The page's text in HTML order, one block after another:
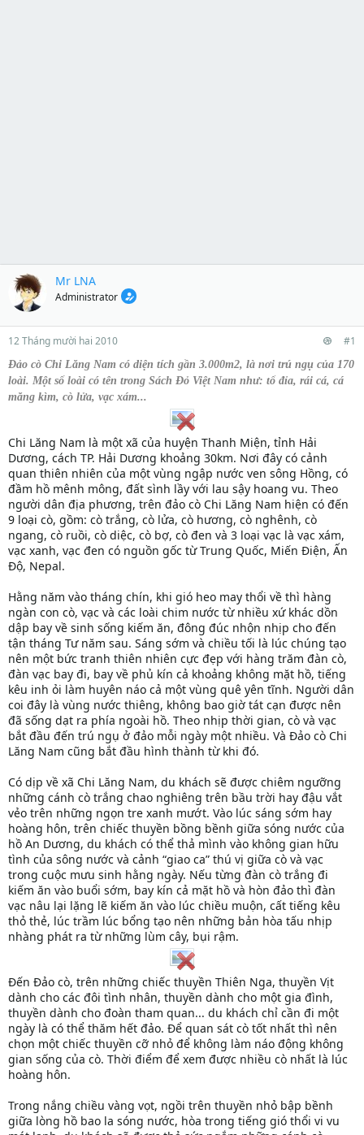
Mr LNA
Administrator
12 Tháng mười hai 2010 #1
Đảo cò Chi Lăng Nam có diện tích gần 3.000m2, là nơi trú ngụ của 170
loài. Một số loài có tên trong Sách Đỏ Việt Nam như: tổ đỉa, rái cá, cá
măng kìm, cò lửa, vạc xám...
Chi Lăng Nam là một xã của huyện Thanh Miện, tỉnh Hải
Dương, cách TP. Hải Dương khoảng 30km. Nơi đây có cảnh
quan thiên nhiên của một vùng ngập nước ven sông Hồng, có
đầm hồ mênh mông, đất sình lầy với lau sậy hoang vu. Theo
người dân địa phương, trên đảo cò Chi Lăng Nam hiện có đến
9 loại cò, gồm: cò trắng, cò lửa, cò hương, cò nghênh, cò
ngang, cò ruồi, cò diệc, cò bợ, cò đen và 3 loại vạc là vạc xám,
vạc xanh, vạc đen có nguồn gốc từ Trung Quốc, Miến Điện, Ấn
Độ, Nepal.
Hằng năm vào tháng chín, khi gió heo may thổi về thì hàng
ngàn con cò, vạc và các loài chim nước từ nhiều xứ khác dồn
dập bay về sinh sống kiếm ăn, đông đúc nhộn nhịp cho đến
tận tháng Tư năm sau. Sáng sớm và chiều tối là lúc chúng tạo
nên một bức tranh thiên nhiên cực đẹp với hàng trăm đàn cò,
đàn vạc bay đi, bay về phủ kín cả khoảng không mặt hồ, tiếng
kêu inh ỏi làm huyên náo cả một vùng quê yên tĩnh. Người dân
coi đây là vùng nước thiêng, không bao giờ tát cạn được nên
đã sống dạt ra phía ngoài hồ. Theo nhịp thời gian, cò và vạc
bắt đầu đến trú ngụ ở đảo mỗi ngày một nhiều. Và Đảo cò Chi
Lăng Nam cũng bắt đầu hình thành từ khi đó.
Có dịp về xã Chi Lăng Nam, du khách sẽ được chiêm ngưỡng
những cánh cò trắng chao nghiêng trên bầu trời hay đậu vắt
vẻo trên những ngọn tre xanh mướt. Vào lúc sáng sớm hay
hoàng hôn, trên chiếc thuyền bồng bềnh giữa sóng nước của
hồ An Dương, du khách có thể thả mình vào không gian hữu
tình của sông nước và cảnh “giao ca” thú vị giữa cò và vạc
trong cuộc mưu sinh hằng ngày. Nếu từng đàn cò trắng đi
kiếm ăn vào buổi sớm, bay kín cả mặt hồ và hòn đảo thì đàn
vạc nâu lại lặng lẽ kiếm ăn vào lúc chiều muộn, cất tiếng kêu
thỏ thẻ, lúc trầm lúc bổng tạo nên những bản hòa tấu nhịp
nhàng phát ra từ những lùm cây, bụi rậm.
Đến Đảo cò, trên những chiếc thuyền Thiên Nga, thuyền Vịt
dành cho các đôi tình nhân, thuyền dành cho một gia đình,
thuyền dành cho đoàn tham quan... du khách chỉ cần đi một
ngày là có thể thăm hết đảo. Để quan sát cò tốt nhất thì nên
chọn một chiếc thuyền cỡ nhỏ để không làm náo động không
gian sống của cò. Thời điểm để xem được nhiều cò nhất là lúc
hoàng hôn.
Trong nắng chiều vàng vọt, ngồi trên thuyền nhỏ bập bềnh
giữa lòng hồ bao la sóng nước, hòa trong tiếng gió thổi vi vu